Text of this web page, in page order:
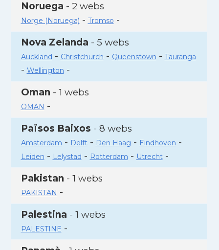
Noruega - 2 webs
Norge (Noruega) - Tromso -
Nova Zelanda - 5 webs
Auckland - Christchurch - Queenstown - Tauranga
- Wellington -
Oman - 1 webs
OMAN -
Països Baixos - 8 webs
Amsterdam - Delft- Den Haag - Eindhoven -
Leiden - Lelystad - Rotterdam - Utrecht-
Pakistan - 1 webs
PAKISTAN -
Palestina - 1 webs
PALESTINE -